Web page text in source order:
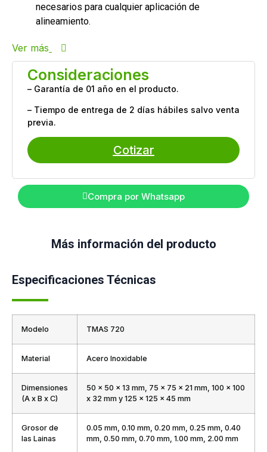
necesarios para cualquier aplicación de
alineamiento.
Ver más
Consideraciones
– Garantía de 01 año en el producto.
– Tiempo de entrega de 2 días hábiles salvo venta
previa.
Cotizar
Compra por Whatsapp
Más información del producto
Especificaciones Técnicas
Modelo TMAS 720
Material Acero Inoxidable
Dimensiones
(A x B x C)
50 x 50 x 13 mm, 75 x 75 x 21 mm, 100 x 100
x 32 mm y 125 x 125 x 45 mm
Grosor de
las Lainas
0.05 mm, 0.10 mm, 0.20 mm, 0.25 mm, 0.40
mm, 0.50 mm, 0.70 mm, 1.00 mm, 2.00 mm